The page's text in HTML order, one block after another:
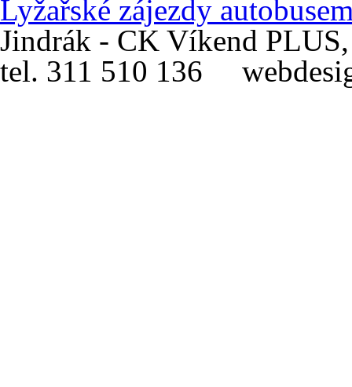
Lyžařské zájezdy
Jindrák - CK Víkend
tel. 311 510 136